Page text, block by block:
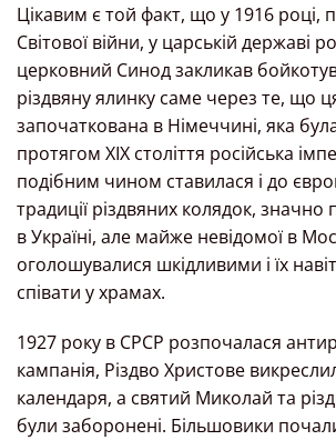
Цікавим є той факт, що у 1916 році,
Світової війни, у царській державі
церковний Синод закликав
різдвяну ялинку саме через те, що
започаткована в Німеччині, яка
протягом ХІХ століття російська
подібним чином ставилася і до
традиції різдвяних колядок,
в Україні, але майже невідомої в
оголошувалися шкідливими і їх
співати у храмах.
1927 року в СРСР розпочалася
кампанія, Різдво Христове
календаря, а святий Миколай та
були заборонені. Більшовики